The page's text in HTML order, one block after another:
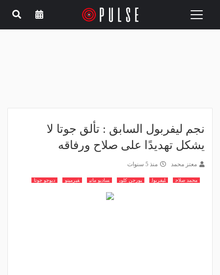
Toggle
نجم ليفربول السابق : تألق جوتا لا
يشكل تهديدًا على صلاح ورفاقه
معتز محمد منذ 5 سنوات
محمد صلاح ليفربول يورجن كلوب ساديو ماني فيرمينو ديوجو جوتا